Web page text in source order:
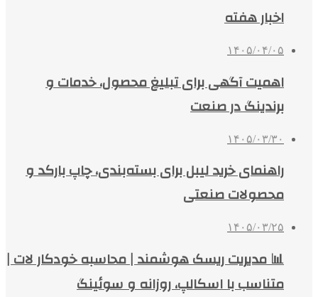
اخبار هفته
۱۴۰۵/۰۴/۰۵
اهمیت آگهی برای تبلیغ محصول، خدمات و
برندینگ در صنعت
۱۴۰۵/۰۳/۳۰
راهنمای خرید لیبل برای بسته‌بندی، چاپ بارکد و
محصولات صنعتی
۱۴۰۵/۰۳/۲۵
📊 مدیریت ریسک هوشمند | محاسبه خودکار لات |
متناسب با اسکالپ، روزانه و سوئینگ